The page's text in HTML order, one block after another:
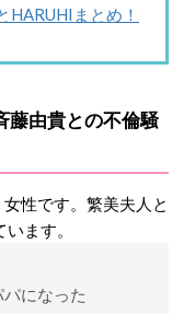
HARUHIまとめ！
藤由貴との不倫騒
性です。繁美夫人と
ます。
になった